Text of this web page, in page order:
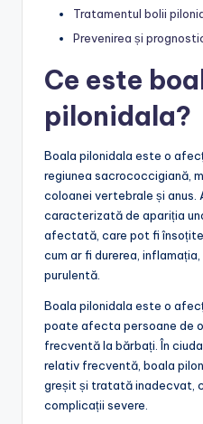
Tratamentul bolii
Prevenirea și
Ce este
pilonidala?
Boala pilonidala este o
regiunea sacrococcigiană,
coloanei vertebrale și
caracterizată de apariția
afectată, care pot fi
cum ar fi durerea,
purulentă.
Boala pilonidala este o
poate afecta persoane de
frecventă la bărbați. În
relativ frecventă, boala
greșit și tratată inadecvat,
complicații severe.